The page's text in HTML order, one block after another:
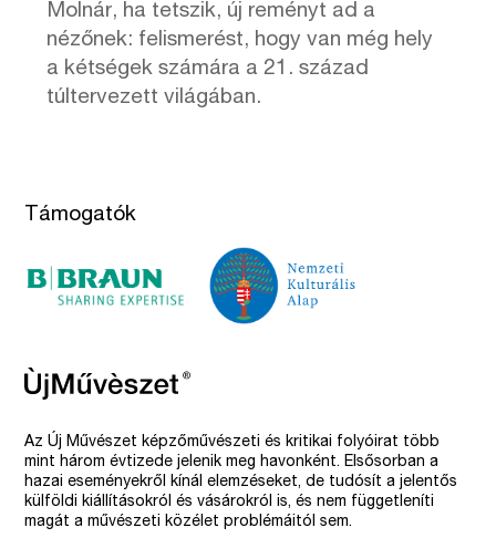
Molnár, ha tetszik, új reményt ad a
nézőnek: felismerést, hogy van még hely
a kétségek számára a 21. század
túltervezett világában.
Támogatók
Az Új Művészet képzőművészeti és kritikai folyóirat több
mint három évtizede jelenik meg havonként. Elsősorban a
hazai eseményekről kínál elemzéseket, de tudósít a jelentős
külföldi kiállításokról és vásárokról is, és nem függetleníti
magát a művészeti közélet problémáitól sem.